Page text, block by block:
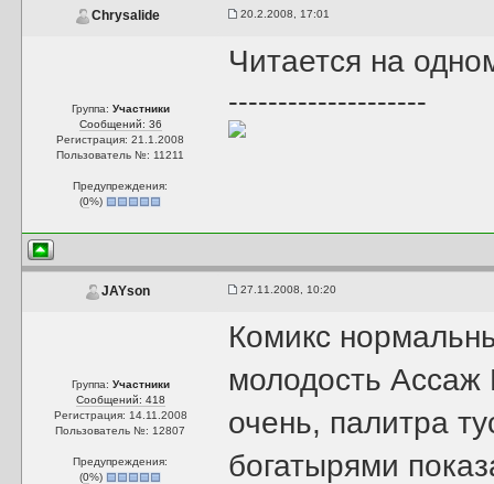
Chrysalide 20.2.2008, 17:01
Группа: Участники
Сообщений: 36
Регистрация: 21.1.2008
Пользователь №: 11211
Предупреждения:
(0%)
Читается на
--------------------
JAYson 27.11.2008, 10:20
Группа: Участники
Сообщений: 418
Регистрация: 14.11.2008
Пользователь №: 12807
Предупреждения:
(0%)
Комикс
молодость Ассаж
очень, палитра
богатырями